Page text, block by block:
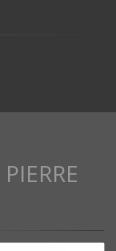
PIERRE